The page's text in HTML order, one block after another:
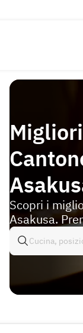
Scopri i
Asakusa.